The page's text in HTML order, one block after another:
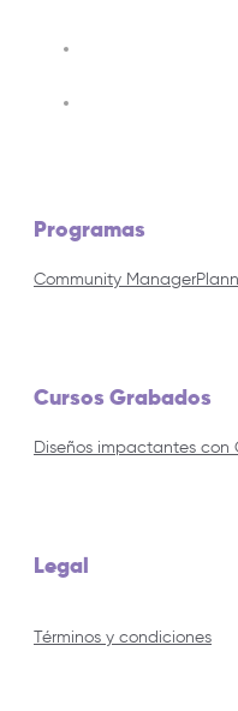
Programas
Community Manager
Cursos Grabados
Diseños impactantes con
Legal
Términos y condiciones